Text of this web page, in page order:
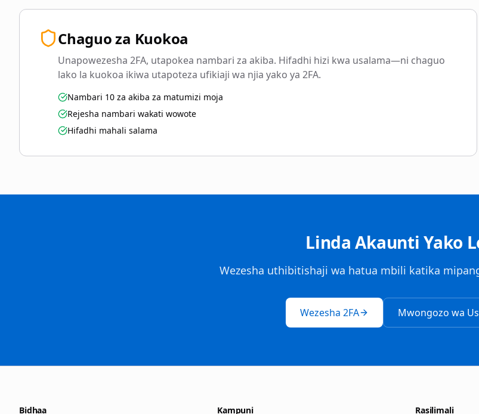
Chaguo za Kuokoa
Unapowezesha 2FA, utapokea nambari za akiba. Hifadhi hizi kwa usalama—ni chaguo
lako la kuokoa ikiwa utapoteza ufikiaji wa njia yako ya 2FA.
Nambari 10 za akiba za matumizi moja
Rejesha nambari wakati wowote
Hifadhi mahali salama
Linda Akaunti Yako
Wezesha uthibitishaji wa hatua mbili katika
Wezesha 2FA Mwongozo wa
Bidhaa Kampuni Rasilimali